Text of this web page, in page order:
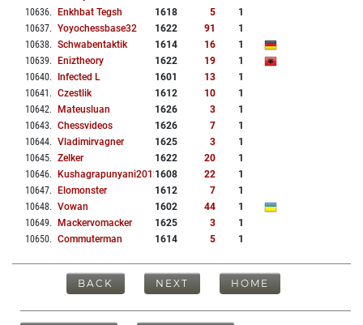
10636. Enkhbat Tegsh 1618 5
1
10637. Yoyochessbase32 1622 91
1
10638. Schwabentaktik 1614 16
1
10639. Eniztheory 1622 19
1
10640. Infected L 1601 13
1
10641 . Czestlik 1612 10
1
10642. Mateusluan 1626 3
1
10643. Chessvideos 1626 7
1
10644. Vladimirvagner 1625 3
1
10645. Zelker 1622 20
1
10646. Kushagrapunyani20121608 22
1
10647. Elomonster 1612 7
1
10648. Vowan 1602 44
1
10649. Mackervomacker 1625 3
1
10650. Commuterman 1614 5 1
BACK NEXT HOME